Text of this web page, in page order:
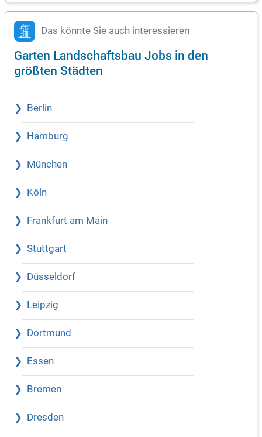
Das könnte Sie auch interessieren
Garten Landschaftsbau Jobs in den
größten Städten
Berlin
Hamburg
München
Köln
Frankfurt am Main
Stuttgart
Düsseldorf
Leipzig
Dortmund
Essen
Bremen
Dresden